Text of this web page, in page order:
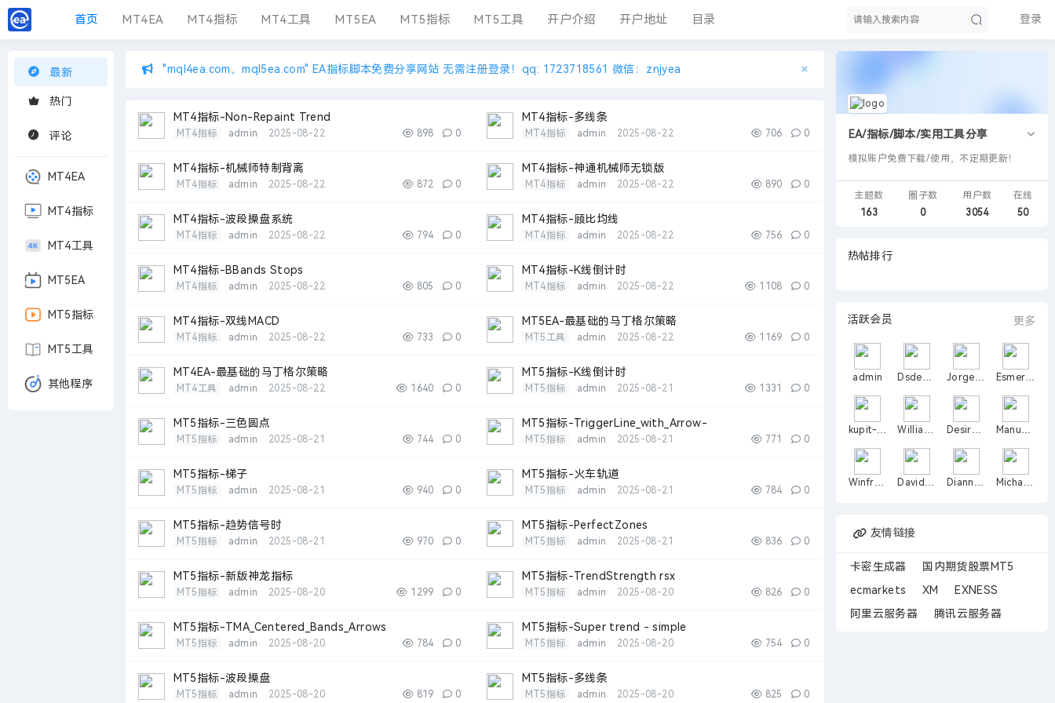
登录
首页 MT4EA MT4指标 MT4工具 MT5EA MT5指标 MT5工具 开户介绍 开户地址 目录
最新
热门
评论
MT4EA
MT4指标
MT4工具
MT5EA
MT5指标
MT5工具
其他程序
"mql4ea.com，mql5ea.com" EA指标脚本免费分享网站 无需注册登录！qq: 1723718561 微信：znjyea ×
MT4指标-Non-Repaint Trend
MT4指标 admin 2025-08-22 898 0
MT4指标-多线条
MT4指标 admin 2025-08-22 706 0
MT4指标-机械师特制背离
MT4指标 admin 2025-08-22 872 0
MT4指标-神通机械师无锁版
MT4指标 admin 2025-08-22 890 0
MT4指标-波段操盘系统
MT4指标 admin 2025-08-22 794 0
MT4指标-顾比均线
MT4指标 admin 2025-08-22 756 0
MT4指标-BBands Stops
MT4指标 admin 2025-08-22 805 0
MT4指标-K线倒计时
MT4指标 admin 2025-08-22 1108 0
MT4指标-双线MACD
MT4指标 admin 2025-08-22 733 0
MT5EA-最基础的马丁格尔策略
MT5工具 admin 2025-08-22 1169 0
MT4EA-最基础的马丁格尔策略
MT4工具 admin 2025-08-22 1640 0
MT5指标-K线倒计时
MT5指标 admin 2025-08-21 1331 0
MT5指标-三色圆点
MT5指标 admin 2025-08-21 744 0
MT5指标-TriggerLine_with_Arrow-
MT5指标 admin 2025-08-21 771 0
MT5指标-梯子
MT5指标 admin 2025-08-21 940 0
MT5指标-火车轨道
MT5指标 admin 2025-08-21 784 0
MT5指标-趋势信号时
MT5指标 admin 2025-08-21 970 0
MT5指标-PerfectZones
MT5指标 admin 2025-08-21 836 0
MT5指标-新版神龙指标
MT5指标 admin 2025-08-20 1299 0
MT5指标-TrendStrength rsx
MT5指标 admin 2025-08-20 826 0
MT5指标-TMA_Centered_Bands_Arrows
MT5指标 admin 2025-08-20 784 0
MT5指标-Super trend - simple
MT5指标 admin 2025-08-20 754 0
MT5指标-波段操盘
MT5指标 admin 2025-08-20 819 0
MT5指标-多线条
MT5指标 admin 2025-08-20 825 0
EA/指标/脚本/实用工具分享
模拟账户免费下载/使用，不定期更新！
主题数
163
圈子数
0
用户数
3054
在线
50
热帖排行
活跃会员 更多
admin Dsdehog JorgeIteld Esmeraldosjfj
友情链接
卡密生成器
国内期货股票MT5
ecmarkets
XM
EXNESS
阿里云服务器
腾讯云服务器